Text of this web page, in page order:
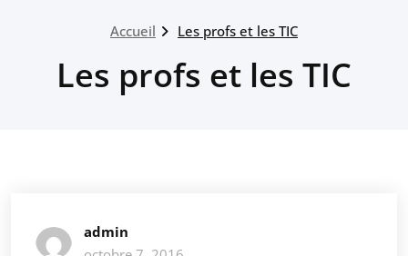
Accueil Les profs et les TIC
Les profs et les TIC
admin